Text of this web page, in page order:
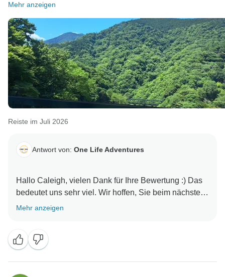
Mehr anzeigen
Reiste im Juli 2026
Antwort von: One Life Adventures
Hallo Caleigh, vielen Dank für Ihre Bewertung :) Das
bedeutet uns sehr viel. Wir hoffen, Sie beim nächsten
Mehr anzeigen